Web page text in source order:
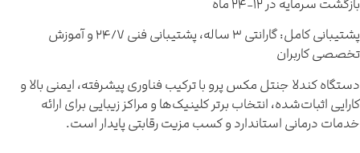
سرمایه در ۱۲-۲۴ ماه
پشتیبانی کامل: گارانتی ۳ ساله، پشتیبانی فنی ۲۴/۷ و آموزش
کاربران
کندلا جنتل مکس پرو با ترکیب فناوری پیشرفته، ایمنی بالا و
اثبات‌شده، انتخاب برتر کلینیک‌ها و مراکز زیبایی برای ارائه
درمانی استاندارد و کسب مزیت رقابتی پایدار است.